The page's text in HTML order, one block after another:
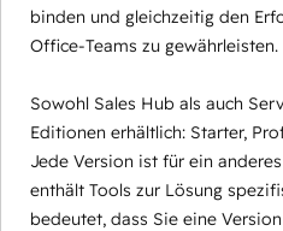
binden und gleichzeitig den
Office-Teams zu gewährleisten.
Sowohl Sales Hub als auch
Editionen erhältlich: Starter,
Jede Version ist für ein
enthält Tools zur Lösung
bedeutet, dass Sie eine